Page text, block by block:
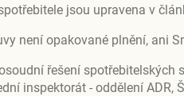
jsou upravena v
není opakované plnění, ani
řešení spotřebitelských
inspektorát - oddělení ADR,